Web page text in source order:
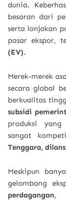
dunia.
besaran dari
serta lonjakan
pasar ekspor,
(EV).
Merek-merek
secara global
berkualitas
subsidi
produksi
sangat
Tenggara,
Meskipun
gelombang
perdagangan,